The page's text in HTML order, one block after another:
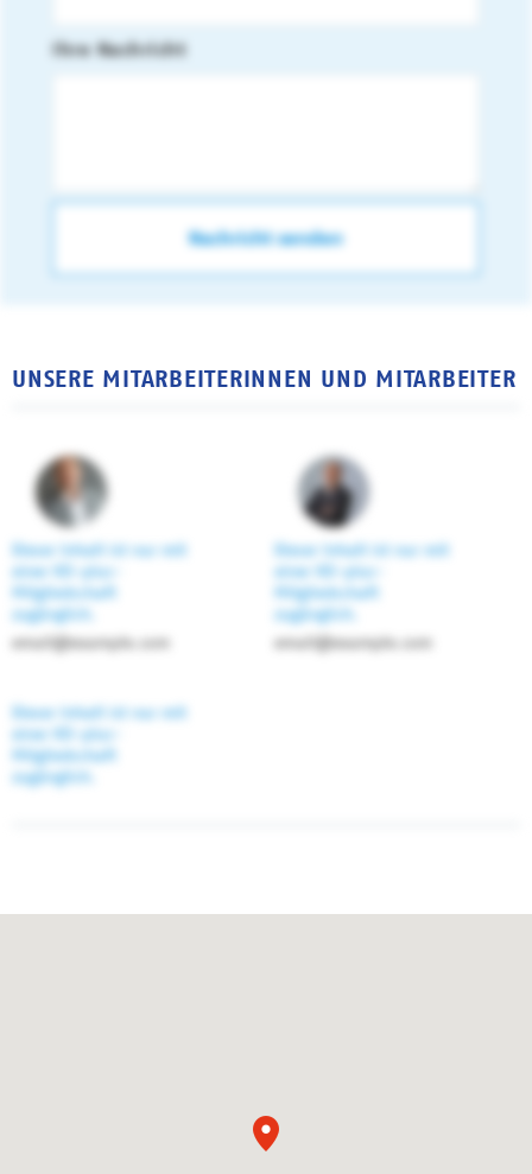
Ihre Nachricht
UNSERE MITARBEITERINNEN UND MITARBEITER
Dieser Inhalt ist nur mit
einer KD-plus-
Mitgliedschaft
zugänglich.
email@example.com
Dieser Inhalt ist nur mit
einer KD-plus-
Mitgliedschaft
zugänglich.
email@example.com
Dieser Inhalt ist nur mit
einer KD-plus-
Mitgliedschaft
zugänglich.